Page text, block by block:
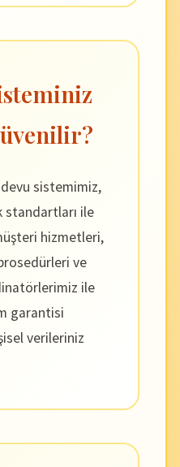
sistemimiz,
standartları ile
hizmetleri,
ve
ile
garantisi
verileriniz